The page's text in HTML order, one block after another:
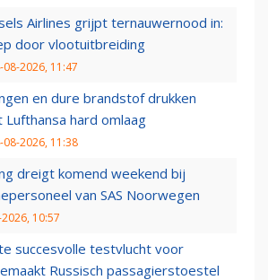
Airlines grijpt ternauwernood in:
door vlootuitbreiding
08-2026, 11:47
en dure brandstof drukken
Lufthansa hard omlaag
08-2026, 11:38
dreigt komend weekend bij
van SAS Noorwegen
10:57
succesvolle testvlucht voor
Russisch passagierstoestel